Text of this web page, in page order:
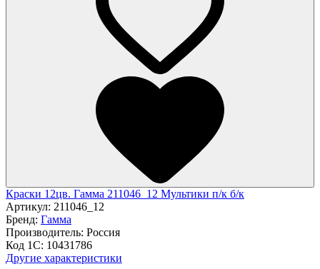
Краски 12цв. Гамма 211046_12 Мультики п/к б/к
Артикул: 211046_12
Бренд: Гамма
Производитель: Россия
Код 1С: 10431786
Другие характеристики